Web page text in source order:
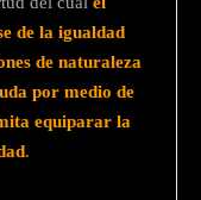
de la igualdad
de naturaleza
por medio de
equiparar la
.